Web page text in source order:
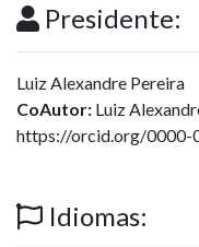
Presidente:
Luiz Alexandre Pereira
CoAutor: Luiz
https://orcid.org/0000-
Idiomas: